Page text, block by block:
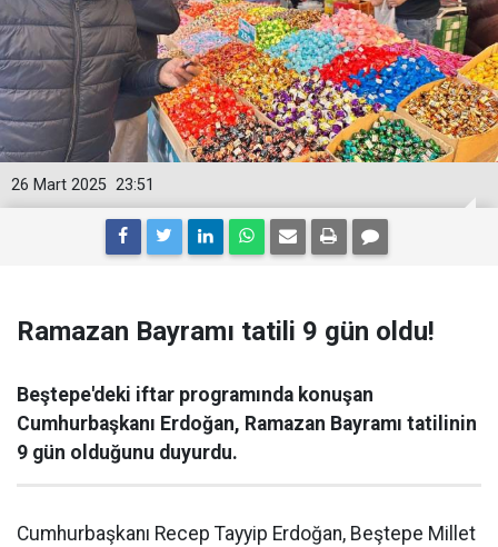
23:51
26 Mart 2025
Ramazan Bayramı tatili 9 gün oldu!
Beştepe'deki iftar programında konuşan
Cumhurbaşkanı Erdoğan, Ramazan Bayramı tatilinin
9 gün olduğunu duyurdu.
Cumhurbaşkanı Recep Tayyip Erdoğan, Beştepe Millet